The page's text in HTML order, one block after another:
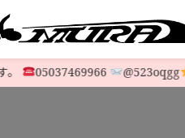
除雪機
お支払いについて
特定商取引法とプ
05037469966 @523oqgg ナ